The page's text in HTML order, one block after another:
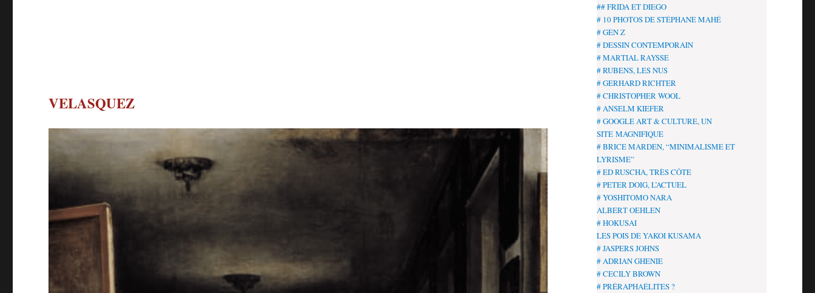
VELASQUEZ
## FRIDA ET DIEGO
# 10 PHOTOS DE STÉPHANE MAHÉ
# GEN Z
# DESSIN CONTEMPORAIN
# MARTIAL RAYSSE
# RUBENS, LES NUS
# GERHARD RICHTER
# CHRISTOPHER WOOL
# ANSELM KIEFER
# GOOGLE ART & CULTURE, UN
SITE MAGNIFIQUE
# BRICE MARDEN, “MINIMALISME ET
LYRISME”
# ED RUSCHA, TRÈS CÔTE
# PETER DOIG, L’ACTUEL
# YOSHITOMO NARA
ALBERT OEHLEN
# HOKUSAI
LES POIS DE YAKOI KUSAMA
# JASPERS JOHNS
# ADRIAN GHENIE
# CECILY BROWN
# PRÉRAPHAÉLITES ?